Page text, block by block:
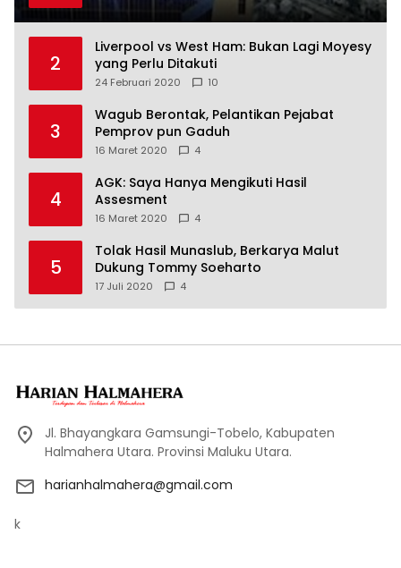
2
Liverpool vs West Ham: Bukan Lagi Moyesy
yang Perlu Ditakuti
24 Februari 2020 10
3
Wagub Berontak, Pelantikan Pejabat
Pemprov pun Gaduh
16 Maret 2020 4
4
AGK: Saya Hanya Mengikuti Hasil
Assesment
16 Maret 2020 4
5
Tolak Hasil Munaslub, Berkarya Malut
Dukung Tommy Soeharto
17 Juli 2020 4
Jl. Bhayangkara Gamsungi-Tobelo, Kabupaten
Halmahera Utara. Provinsi Maluku Utara.
harianhalmahera@gmail.com
k